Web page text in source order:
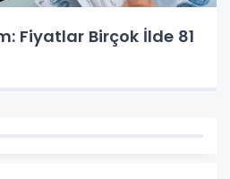
Fiyatlar Birçok İlde 81